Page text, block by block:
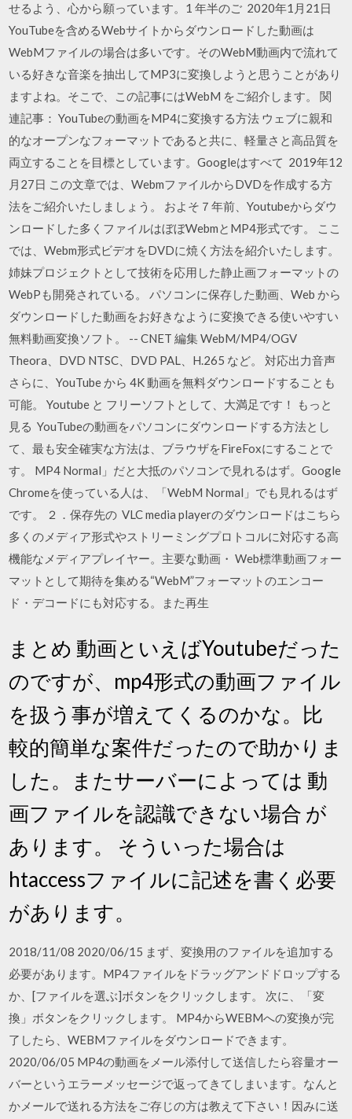
せるよう、心から願っています。1 年半のご 2020年1月21日
YouTubeを含めるWebサイトからダウンロードした動画は
WebMファイルの場合は多いです。そのWebM動画内で流れて
いる好きな音楽を抽出してMP3に変換しようと思うことがあり
ますよね。そこで、この記事にはWebM をご紹介します。 関
連記事： YouTubeの動画をMP4に変換する方法 ウェブに親和
的なオープンなフォーマットであると共に、軽量さと高品質を
両立することを目標としています。Googleはすべて 2019年12
月27日 この文章では、WebmファイルからDVDを作成する方
法をご紹介いたしましょう。 およそ７年前、Youtubeからダウ
ンロードした多くファイルはぼぼWebmとMP4形式です。 ここ
では、Webm形式ビデオをDVDに焼く方法を紹介いたします。
姉妹プロジェクトとして技術を応用した静止画フォーマットの
WebPも開発されている。 パソコンに保存した動画、Web から
ダウンロードした動画をお好きなように変換できる使いやすい
無料動画変換ソフト。 -- CNET 編集 WebM/MP4/OGV
Theora、DVD NTSC、DVD PAL、H.265 など。 対応出力音声
さらに、YouTube から 4K 動画を無料ダウンロードすることも
可能。 Youtube と フリーソフトとして、大満足です！ もっと
見る YouTubeの動画をパソコンにダウンロードする方法とし
て、最も安全確実な方法は、ブラウザをFireFoxにすることで
す。 MP4 Normal」だと大抵のパソコンで見れるはず。Google
Chromeを使っている人は、「WebM Normal」でも見れるはず
です。 ２．保存先の VLC media playerのダウンロードはこちら
多くのメディア形式やストリーミングプロトコルに対応する高
機能なメディアプレイヤー。主要な動画・ Web標準動画フォー
マットとして期待を集める“WebM”フォーマットのエンコー
ド・デコードにも対応する。また再生
まとめ 動画といえばYoutubeだった
のですが、mp4形式の動画ファイル
を扱う事が増えてくるのかな。比
較的簡単な案件だったので助かりま
した。またサーバーによっては 動
画ファイルを認識できない場合 が
あります。 そういった場合は
htaccessファイルに記述を書く必要
があります。
2018/11/08 2020/06/15 まず、変換用のファイルを追加する
必要があります。MP4ファイルをドラッグアンドドロップする
か、[ファイルを選ぶ]ボタンをクリックします。 次に、「変
換」ボタンをクリックします。 MP4からWEBMへの変換が完
了したら、WEBMファイルをダウンロードできます。
2020/06/05 MP4の動画をメール添付して送信したら容量オー
バーというエラーメッセージで返ってきてしまいます。なんと
かメールで送れる方法をご存じの方は教えて下さい！因みに送